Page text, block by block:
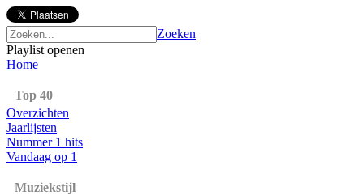
Zoeken
Playlist openen
Home
Top 40
Overzichten
Jaarlijsten
Nummer 1 hits
Vandaag op 1
Muziekstijl